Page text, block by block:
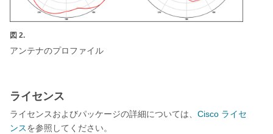
図 2.
アンテナのプロファイル
ライセンス
ライセンスおよびパッケージの詳細については、 Cisco ライセ
ンス を参照してください。